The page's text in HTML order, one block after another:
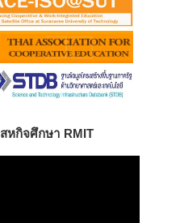
สหกิจศึกษา RMIT